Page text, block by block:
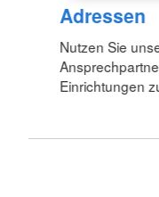
Adressen
Nutzen Sie
Einrichtungen